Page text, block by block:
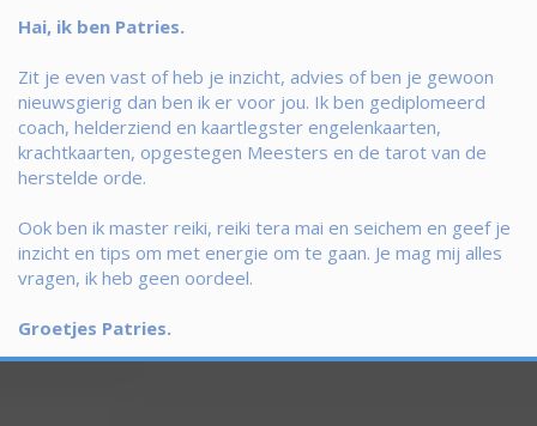
Hai, ik ben Patries.
Zit je even vast of heb je inzicht, advies of ben je gewoon
nieuwsgierig dan ben ik er voor jou. Ik ben gediplomeerd
coach, helderziend en kaartlegster engelenkaarten,
krachtkaarten, opgestegen Meesters en de tarot van de
herstelde orde.
Ook ben ik master reiki, reiki tera mai en seichem en geef je
inzicht en tips om met energie om te gaan. Je mag mij alles
vragen, ik heb geen oordeel.
Groetjes Patries.